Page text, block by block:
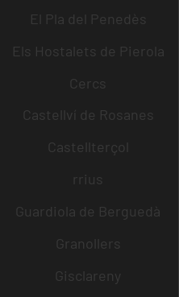
El Pla del Penedès
Els Hostalets de Pierola
Cercs
Castellví de Rosanes
Castellterçol
rrius
Guardiola de Berguedà
Granollers
Gisclareny